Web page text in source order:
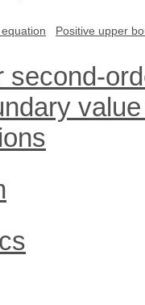
Positive upper
second-